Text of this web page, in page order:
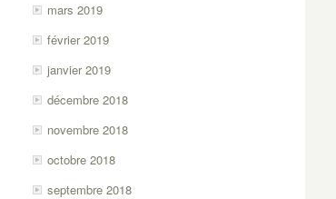
mars 2019
février 2019
janvier 2019
décembre 2018
novembre 2018
octobre 2018
septembre 2018